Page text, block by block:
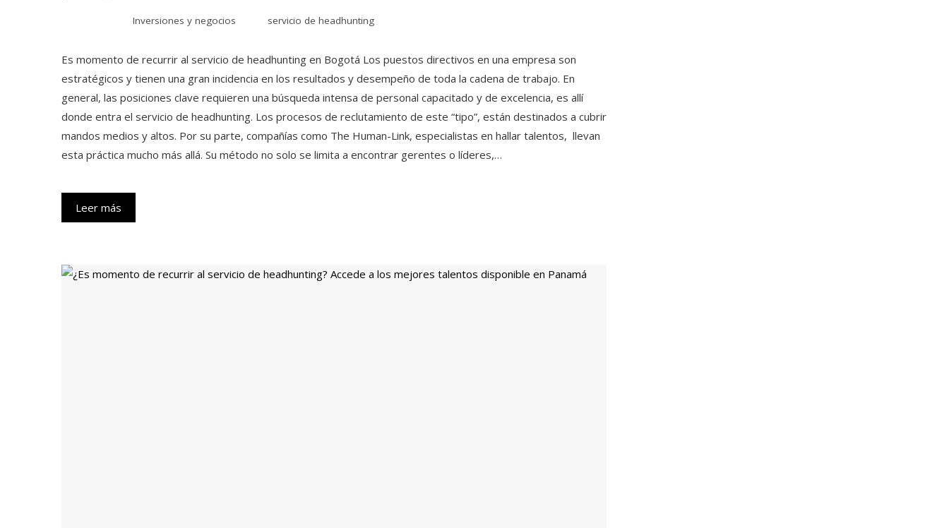
Inversiones y negocios servicio de headhunting
Es momento de recurrir al servicio de headhunting en Bogotá Los puestos directivos en una empresa son
estratégicos y tienen una gran incidencia en los resultados y desempeño de toda la cadena de trabajo. En
general, las posiciones clave requieren una búsqueda intensa de personal capacitado y de excelencia, es allí
donde entra el servicio de headhunting. Los procesos de reclutamiento de este “tipo”, están destinados a cubrir
mandos medios y altos. Por su parte, compañías como The Human-Link, especialistas en hallar talentos, llevan
esta práctica mucho más allá. Su método no solo se limita a encontrar gerentes o líderes,…
Leer más